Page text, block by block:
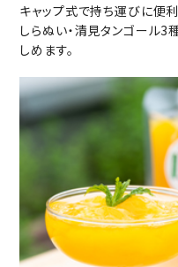
キャップ式で持ち運びに便
しらぬい・清見タンゴール3
しめます。